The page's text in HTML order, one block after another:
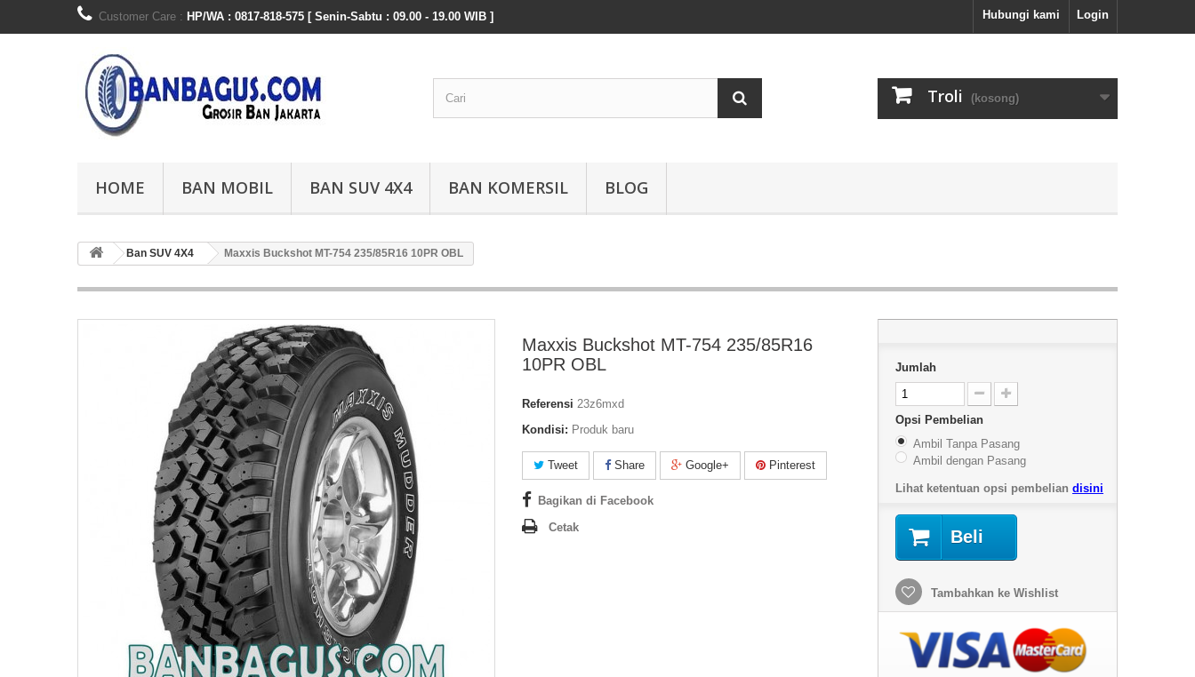
Login
Hubungi kami
Customer Care : HP/WA : 0817-818-575 [ Senin-Sabtu : 09.00 - 19.00 WIB ]
Troli (kosong)
HOME BAN MOBIL BAN SUV 4X4 BAN KOMERSIL BLOG
Ban SUV 4X4 Maxxis Buckshot MT-754 235/85R16 10PR OBL
Maxxis Buckshot MT-754 235/85R16
10PR OBL
Referensi 23z6mxd
Kondisi: Produk baru
Tweet Share Google+ Pinterest
Bagikan di Facebook
Cetak
Jumlah
Opsi Pembelian
Ambil Tanpa Pasang
Ambil dengan Pasang
Lihat ketentuan opsi pembelian disini
Beli
Tambahkan ke Wishlist